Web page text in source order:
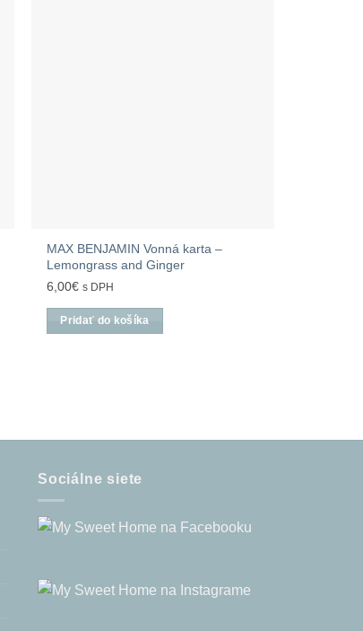
MAX BENJAMIN Vonná karta –
Lemongrass and Ginger
6,00€ s DPH
Pridať do košíka
Sociálne siete